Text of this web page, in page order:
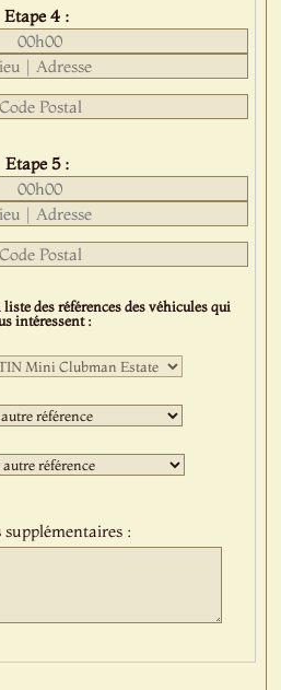
Etape 4 :
Etape 5 :
des références des véhicules qui
intéressent :
supplémentaires :